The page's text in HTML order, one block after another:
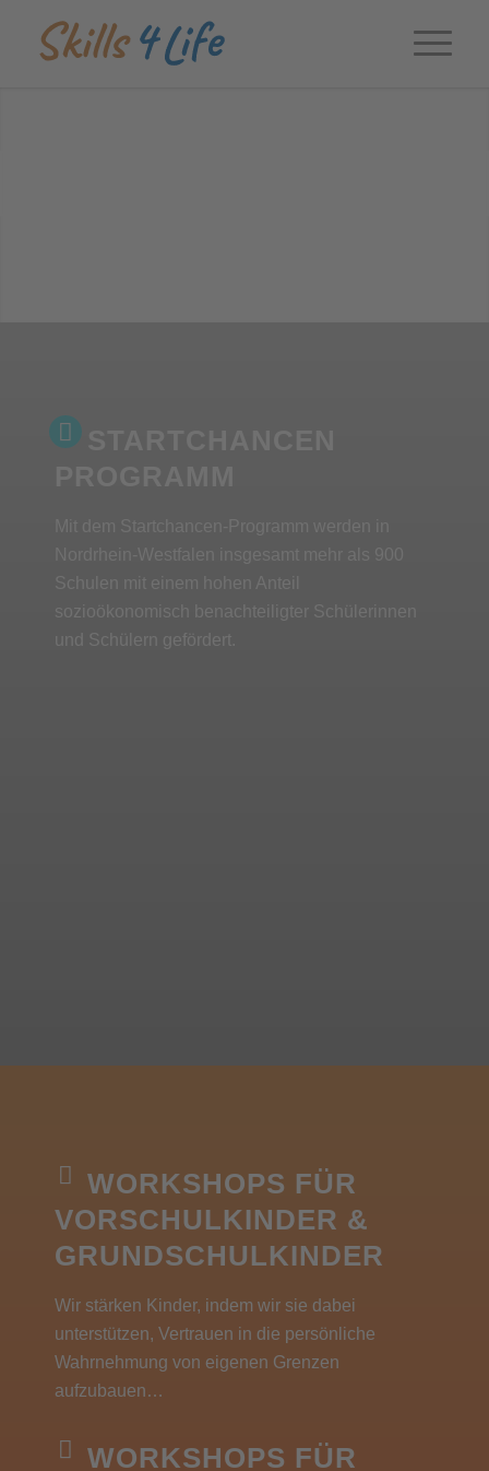
sozioökonomisch benachteiligter Schülerinnen
und Schülern gefördert.
WORKSHOPS FÜR
VORSCHULKINDER &
GRUNDSCHULKINDER
Wir stärken Kinder, indem wir sie dabei
unterstützen, Vertrauen in die persönliche
Wahrnehmung von eigenen Grenzen
aufzubauen…
WORKSHOPS FÜR